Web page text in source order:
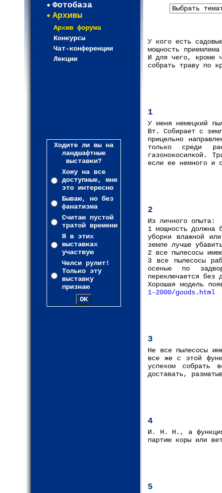
Фотобаза
Архивы
Архив форума
Конкурсы
Чат-конференции
Лекции
Ходите ли вы на
ландшафтные
выставки?
Хожу на все
доступные, мне
это интересно
Бываю, но без
фанатизма
Считаю пустой
тратой времени
Я в этих
выставках
участвую
Челси рулит!
Только эту
выставку
признаю
У кого есть
мощность
И для чего, кроме
собрать траву по
1
У меня немецкий
Вт. Собирает с
прицельно
только среди
газонокосилкой.
если ее немного и
2
Из личного опыта:
1 мощность должна
уборки влажной
земле лучше
2 все пылесосы
3 все пылесосы
осенью по
переключается без
Хорошая модель
1-2000/goods.html
3
Не все пылесосы
все же с этой
успехом
доставать,
4
И. Н. Н., а функция
партию коры или
5